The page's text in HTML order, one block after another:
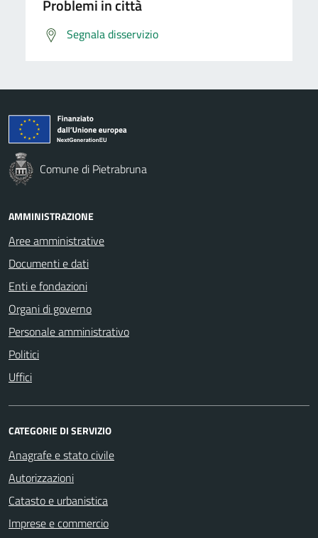
Problemi in città
Segnala disservizio
Comune di Pietrabruna
AMMINISTRAZIONE
Aree amministrative
Documenti e dati
Enti e fondazioni
Organi di governo
Personale amministrativo
Politici
Uffici
CATEGORIE DI SERVIZIO
Anagrafe e stato civile
Autorizzazioni
Catasto e urbanistica
Imprese e commercio